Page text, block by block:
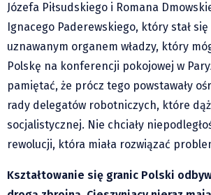
Józefa Piłsudskiego i Romana
Ignacego Paderewskiego, który stał
uznawanym organem władzy, który
Polskę na konferencji pokojowej w
pamiętać, że prócz tego powstawały
rady delegatów robotniczych, które
socjalistycznej. Nie chciały
rewolucji, która miała rozwiązać
Kształtowanie się granic Polski